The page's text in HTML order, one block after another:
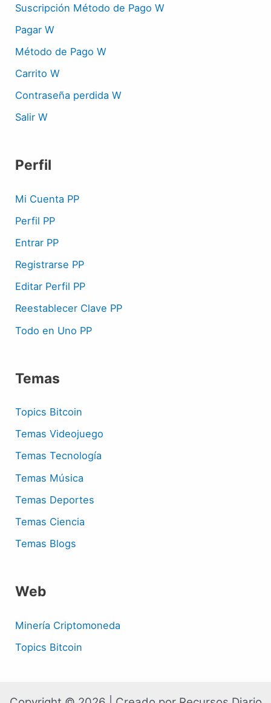
Suscripción Método de Pago W
Pagar W
Método de Pago W
Carrito W
Contraseña perdida W
Salir W
Perfil
Mi Cuenta PP
Perfil PP
Entrar PP
Registrarse PP
Editar Perfil PP
Reestablecer Clave PP
Todo en Uno PP
Temas
Topics Bitcoin
Temas Videojuego
Temas Tecnología
Temas Música
Temas Deportes
Temas Ciencia
Temas Blogs
Web
Minería Criptomoneda
Topics Bitcoin